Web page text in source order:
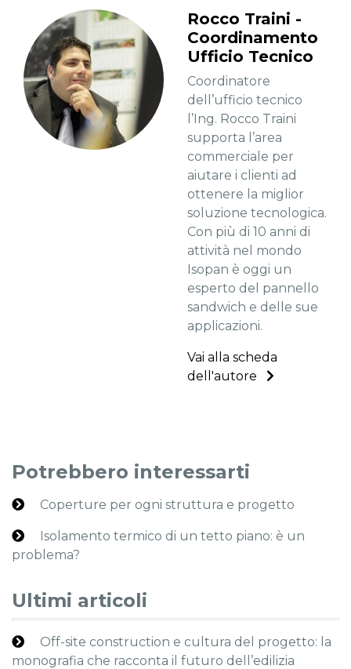
Rocco Traini -
Coordinamento
Ufficio Tecnico
Coordinatore
dell’ufficio tecnico
l’Ing. Rocco Traini
supporta l’area
commerciale per
aiutare i clienti ad
ottenere la miglior
soluzione tecnologica.
Con più di 10 anni di
attività nel mondo
Isopan è oggi un
esperto del pannello
sandwich e delle sue
applicazioni.
Vai alla scheda
dell'autore
Potrebbero interessarti
Coperture per ogni struttura e progetto
Isolamento termico di un tetto piano: è un
problema?
Ultimi articoli
Off-site construction e cultura del progetto: la
monografia che racconta il futuro dell’edilizia